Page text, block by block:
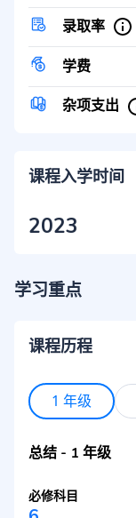
录取率
学费
杂项支出
课程入学时间
2023
学习重点
课程历程
1 年级
总结 - 1 年级
必修科目